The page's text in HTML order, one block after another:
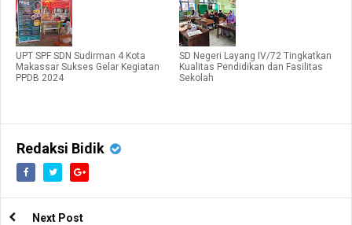
UPT SPF SDN Sudirman 4 Kota
Makassar Sukses Gelar Kegiatan
PPDB 2024
SD Negeri Layang IV/72 Tingkatkan
Kualitas Pendidikan dan Fasilitas
Sekolah
Redaksi Bidik
Next Post